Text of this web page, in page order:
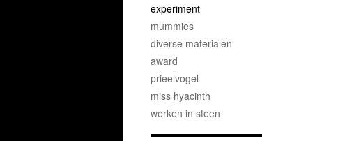
experiment
mummies
diverse materialen
award
prieelvogel
miss hyacinth
werken in steen